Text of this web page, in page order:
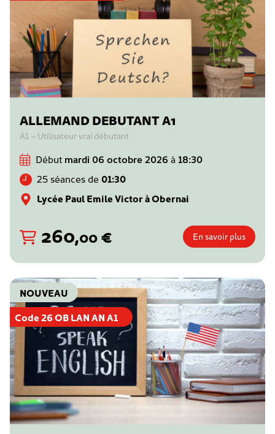
ALLEMAND DEBUTANT A1
A1 – Utilisateur vrai débutant
Début mardi 06 octobre 2026 à 18:30
25 séances de 01:30
Lycée Paul Emile Victor à Obernai
260,00€ En savoir plus
Code 26 OB LAN AN A1
NOUVEAU